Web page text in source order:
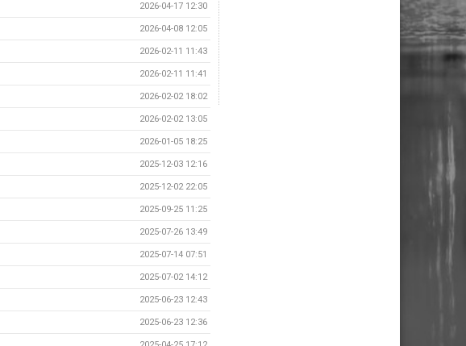
2026-04-17 12:30
2026-04-08 12:05
2026-02-11 11:43
2026-02-11 11:41
2026-02-02 18:02
2026-02-02 13:05
2026-01-05 18:25
2025-12-03 12:16
2025-12-02 22:05
2025-09-25 11:25
2025-07-26 13:49
2025-07-14 07:51
2025-07-02 14:12
2025-06-23 12:43
2025-06-23 12:36